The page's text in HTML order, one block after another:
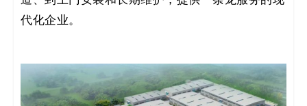
码
案
例
代化企业。